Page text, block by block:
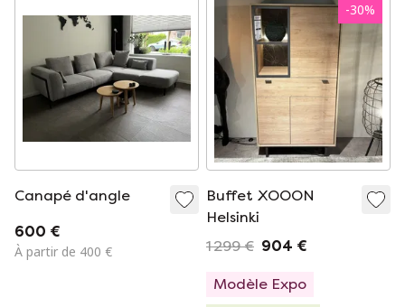
Canapé d'angle
600 €
À partir de 400 €
-30%
Buffet XOOON
Helsinki
1 299 € 904 €
Modèle Expo